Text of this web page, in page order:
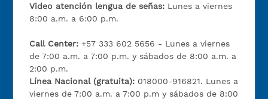
Video atención lengua de señas: Lunes a viernes
8:00 a.m. a 6:00 p.m.
Call Center:+57 333 602 5656 - Lunes a viernes
de 7:00 a.m. a 7:00 p.m. y sábados de 8:00 a.m. a
2:00 p.m.
Línea Nacional (gratuita): 018000-916821. Lunes a
viernes de 7:00 a.m. a 7:00 p.m y sábados de 8:00